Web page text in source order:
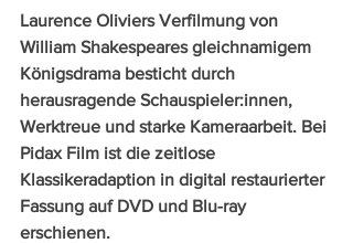
Laurence Oliviers Verfilmung von
William Shakespeares gleichnamigem
Königsdrama besticht durch
herausragende Schauspieler:innen,
Werktreue und starke Kameraarbeit. Bei
Pidax Film ist die zeitlose
Klassikeradaption in digital restaurierter
Fassung auf DVD und Blu-ray
erschienen.